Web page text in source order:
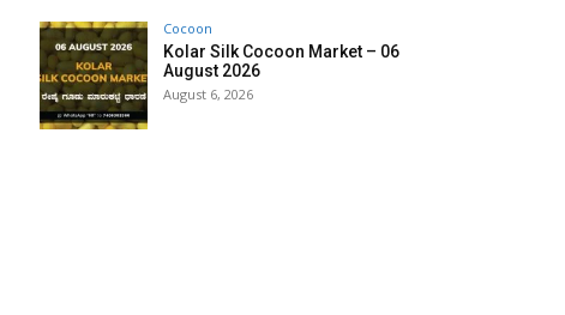
Cocoon
Kolar Silk Cocoon Market – 06
August 2026
August 6, 2026